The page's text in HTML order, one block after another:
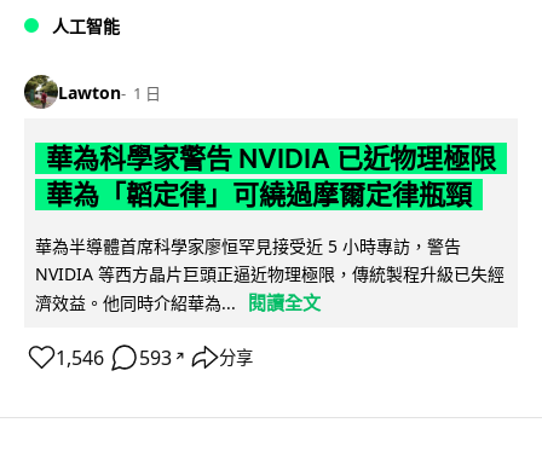
人工智能
Lawton 1 日
華為科學家警告 NVIDIA 已近物理極限
華為「韜定律」可繞過摩爾定律瓶頸
華為半導體首席科學家廖恒罕見接受近 5 小時專訪，警告
NVIDIA 等西方晶片巨頭正逼近物理極限，傳統製程升級已失經
濟效益。他同時介紹華為...
閱讀全文
1,546 593 ↗ 分享